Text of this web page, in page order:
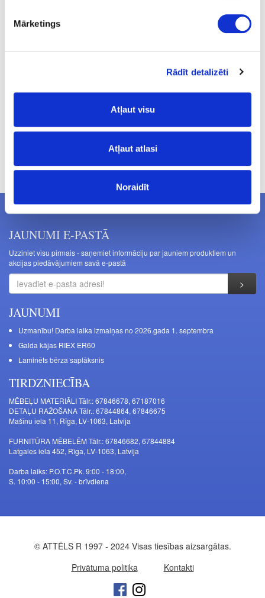
Mārketings
Rādīt detalizēti
Atļaut visu
Atļaut atlasi
Noraidīt
Cenas norādītas bez PVN. Cenas var tikt mainītas bez iepriekšēja
brīdinājuma.
JAUNUMI E-PASTĀ
Uzziniet visu pirmais - saņemiet informāciju par jauniem produktiem un
akcijas piedāvājumiem savā e-pastā
JAUNUMI
Uzmanību! Darba laika izmaiņas no 2026.gada 1. septembra
Galda kājas RIEX ER60
Laminēts bērza saplāksnis
TIRDZNIECĪBA
MĒBEĻU MATERIĀLI Tālr.: 67846678, 67187016
DETAĻU RAŽOŠANA Tālr.: 67844864, 67846675
Mašīnu iela 11, Rīga, LV-1063, Latvija
FURNITŪRA MĒBELĒM Tālr.: 67846682, 67844884
Latgales iela 452, Rīga, LV-1063, Latvija
Darba laiks: P.O.T.C.Pk. 9:00 - 18:00,
S. 10:00 - 15:00, Sv. - brīvdiena
© ATTĒLS R 1997 - 2024 Visas tiesības aizsargātas.
Privātuma politika
Kontakti